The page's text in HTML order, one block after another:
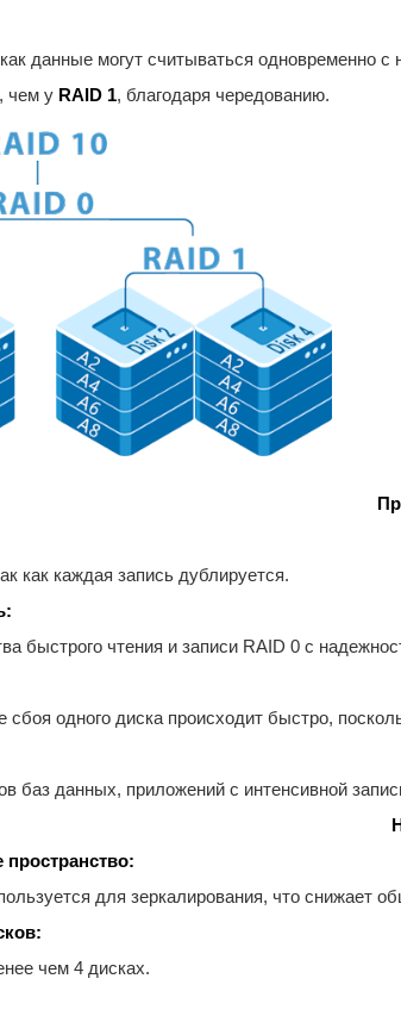
данные могут считываться одновременно с
чем у RAID 1, благодаря чередованию.
как каждая запись дублируется.
быстрого чтения и записи RAID 0 с
одного диска происходит быстро,
баз данных, приложений с интенсивной
для зеркалирования, что снижает
чем 4 дисках.